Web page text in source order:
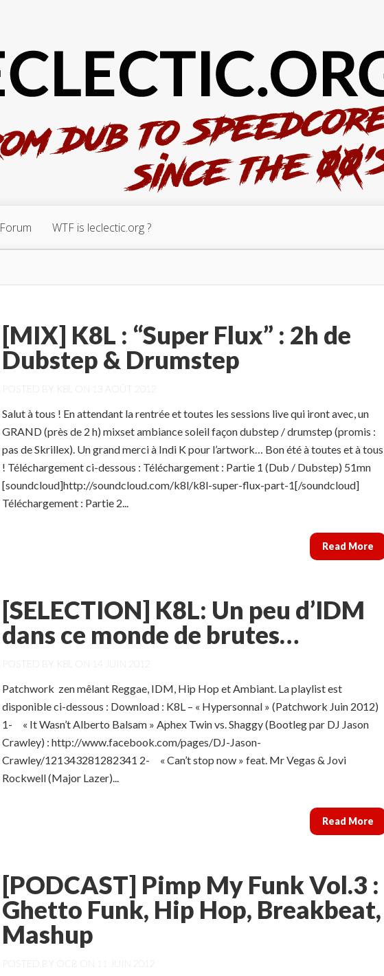
Forum WTF is leclectic.org ?
[MIX] K8L : “Super Flux” : 2h de
Dubstep & Drumstep
POSTED BY K8L ON 13 AOÛT 2012
Salut à tous ! En attendant la rentrée et toutes les sessions live qui iront avec, un
GRAND (près de 2 h) mixset ambiance soleil façon dubstep / drumstep (promis :
pas de Skrillex). Un grand merci à Indi K pour l’artwork… Bon été à toutes et à tous
! Téléchargement ci-dessous : Téléchargement : Partie 1 (Dub / Dubstep) 51mn
[soundcloud]http://soundcloud.com/k8l/k8l-super-flux-part-1[/soundcloud]
Téléchargement : Partie 2...
Read More
[SELECTION] K8L: Un peu d’IDM
dans ce monde de brutes…
POSTED BY K8L ON 14 JUIN 2012
Patchwork zen mêlant Reggae, IDM, Hip Hop et Ambiant. La playlist est
disponible ci-dessous : Download : K8L – « Hypersonnal » (Patchwork Juin 2012)
1- « It Wasn’t Alberto Balsam » Aphex Twin vs. Shaggy (Bootleg par DJ Jason
Crawley) : http://www.facebook.com/pages/DJ-Jason-
Crawley/121343281282341 2- « Can’t stop now » feat. Mr Vegas & Jovi
Rockwell (Major Lazer)...
Read More
[PODCAST] Pimp My Funk Vol.3 :
Ghetto Funk, Hip Hop, Breakbeat,
Mashup
POSTED BY OCB